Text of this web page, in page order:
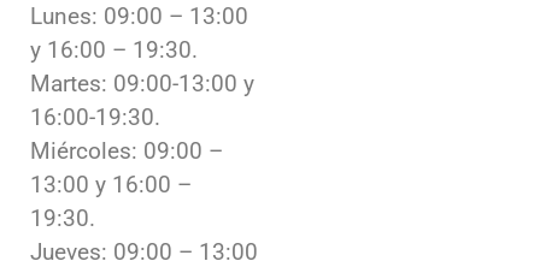
Lunes: 09:00 – 13:00
y 16:00 – 19:30.
Martes: 09:00-13:00 y
16:00-19:30.
Miércoles: 09:00 –
13:00 y 16:00 –
19:30.
Jueves: 09:00 – 13:00